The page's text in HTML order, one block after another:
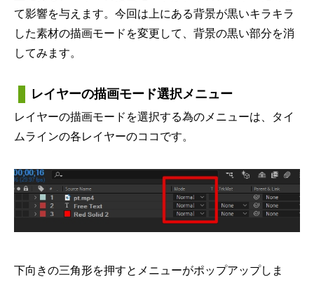
て影響を与えます。今回は上にある背景が黒いキラキラ
した素材の描画モードを変更して、背景の黒い部分を消
してみます。
レイヤーの描画モード選択メニュー
レイヤーの描画モードを選択する為のメニューは、タイ
ムラインの各レイヤーのココです。
下向きの三角形を押すとメニューがポップアップしま